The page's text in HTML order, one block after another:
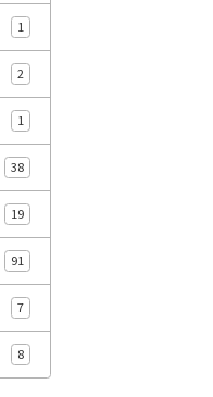
1
2
1
38
19
91
7
8